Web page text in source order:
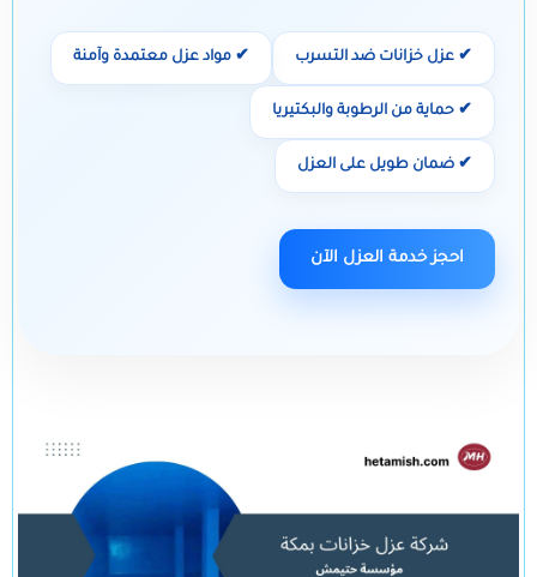
✔ عزل خزانات ضد التسرب ✔ مواد عزل معتمدة وآمنة
✔ حماية من الرطوبة والبكتيريا
✔ ضمان طويل على العزل
احجز خدمة العزل الآن